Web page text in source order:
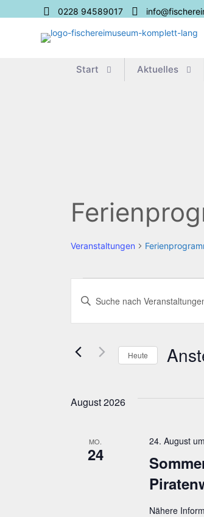
0228 94589017
Start Aktu­el­les
Veranstaltungen
Suche
und
Ansichten,
Bitte
Schlüsselwort
eingeben.
nach
VeranstaltungenHeute
August 2026
MO.
24
24. August
Nähere